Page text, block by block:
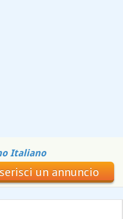
Italiano
un annuncio